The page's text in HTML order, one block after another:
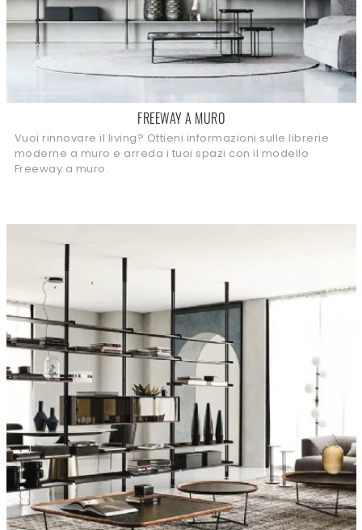
FREEWAY A MURO
Vuoi rinnovare il living? Ottieni informazioni sulle librerie
moderne a muro e arreda i tuoi spazi con il modello
Freeway a muro.